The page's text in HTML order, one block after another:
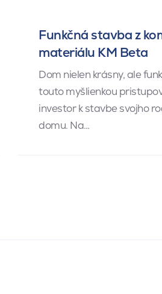
Funkčná stavba z
materiálu KM Beta
Dom nielen krásny, ale
touto myšlienkou
investor k stavbe svojho
domu. Na…